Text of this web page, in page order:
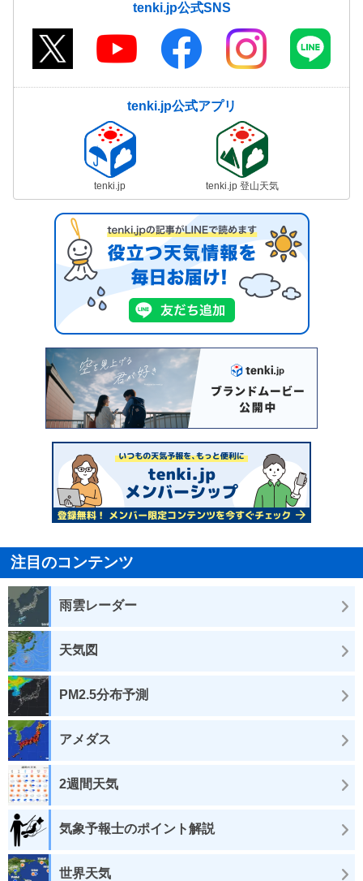
tenki.jp公式SNS
tenki.jp公式アプリ
tenki.jp tenki.jp 登山天気
注目のコンテンツ
雨雲レーダー
天気図
PM2.5分布予測
アメダス
2週間天気
気象予報士のポイント解説
世界天気